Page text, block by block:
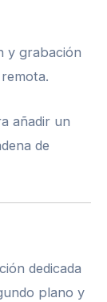
y grabación
añadir un
de
dedicada
plano y